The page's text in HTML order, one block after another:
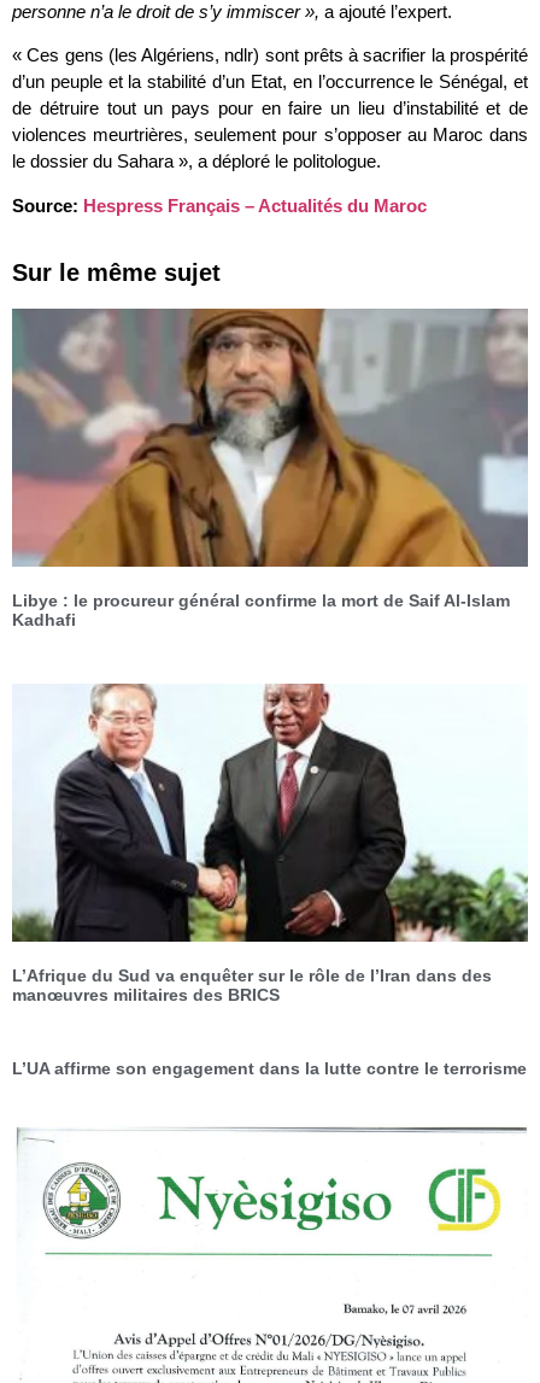
personne n’a le droit de s’y immiscer », a ajouté l’expert.
« Ces gens (les Algériens, ndlr) sont prêts à sacrifier la prospérité
d’un peuple et la stabilité d’un Etat, en l’occurrence le Sénégal, et
de détruire tout un pays pour en faire un lieu d’instabilité et de
violences meurtrières, seulement pour s’opposer au Maroc dans
le dossier du Sahara », a déploré le politologue.
Source: Hespress Français – Actualités du Maroc
Sur le même sujet
Libye : le procureur général confirme la mort de Saif Al-Islam
Kadhafi
L’Afrique du Sud va enquêter sur le rôle de l’Iran dans des
manœuvres militaires des BRICS
L’UA affirme son engagement dans la lutte contre le terrorisme